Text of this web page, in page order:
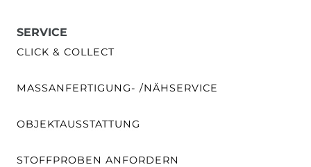
SERVICE
CLICK & COLLECT
MASSANFERTIGUNG- /NÄHSERVICE
OBJEKTAUSSTATTUNG
STOFFPROBEN ANFORDERN